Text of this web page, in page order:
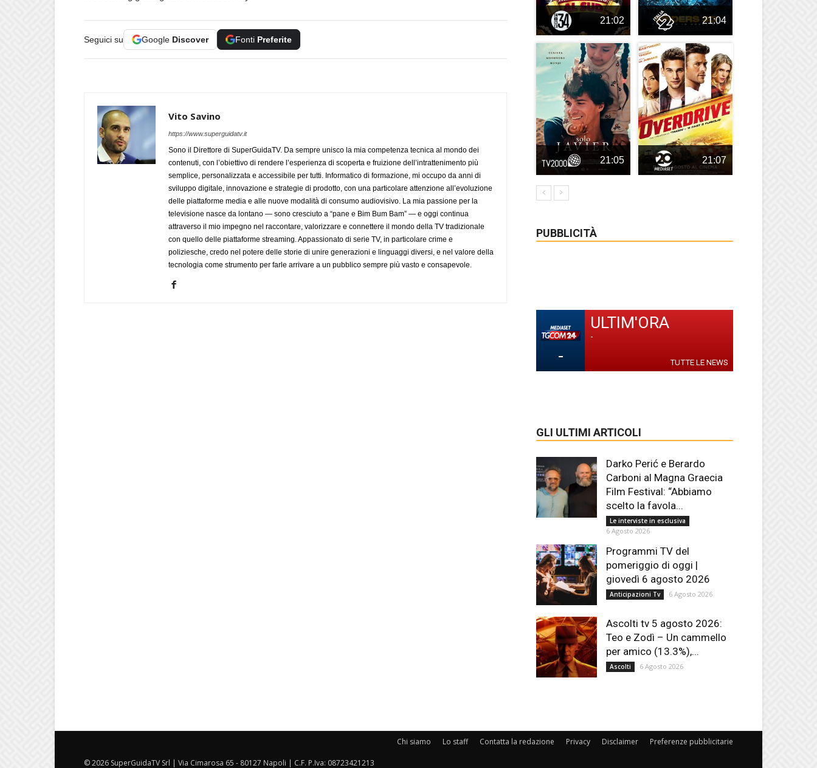
Seguici su Google Discover Fonti Preferite
Vito Savino
https://www.superguidatv.it
Sono il Direttore di SuperGuidaTV. Da sempre unisco la mia competenza tecnica al mondo dei
contenuti, con l’obiettivo di rendere l’esperienza di scoperta e fruizione dell’intrattenimento più
semplice, personalizzata e accessibile per tutti. Informatico di formazione, mi occupo da anni di
sviluppo digitale, innovazione e strategie di prodotto, con una particolare attenzione all’evoluzione
delle piattaforme media e alle nuove modalità di consumo audiovisivo. La mia passione per la
televisione nasce da lontano — sono cresciuto a “pane e Bim Bum Bam” — e oggi continua
attraverso il mio impegno nel raccontare, valorizzare e connettere il mondo della TV tradizionale
con quello delle piattaforme streaming. Appassionato di serie TV, in particolare crime e
poliziesche, credo nel potere delle storie di unire generazioni e linguaggi diversi, e nel valore della
tecnologia come strumento per farle arrivare a un pubblico sempre più vasto e consapevole.
21:02 21:04
21:05 21:07
PUBBLICITÀ
-
ULTIM'ORA
-
TUTTE LE NEWS
GLI ULTIMI ARTICOLI
Darko Perić e Berardo
Carboni al Magna Graecia
Film Festival: “Abbiamo
scelto la favola...
Le interviste in esclusiva
6 Agosto 2026
Programmi TV del
pomeriggio di oggi |
giovedì 6 agosto 2026
Anticipazioni Tv 6 Agosto 2026
Ascolti tv 5 agosto 2026:
Teo e Zodì – Un cammello
per amico (13.3%),...
Ascolti 6 Agosto 2026
Chi siamo Lo staff Contatta la redazione Privacy Disclaimer Preferenze pubblicitarie
© 2026 SuperGuidaTV Srl | Via Cimarosa 65 - 80127 Napoli | C.F. P.Iva: 08723421213